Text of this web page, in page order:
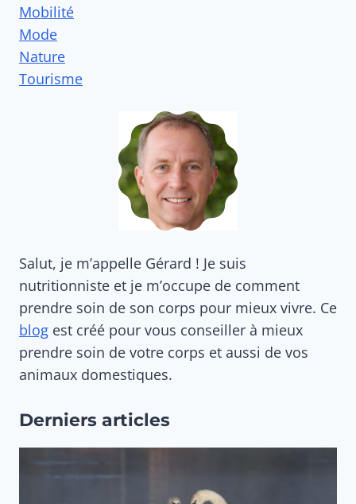
Mobilité
Mode
Nature
Tourisme
Salut, je m’appelle Gérard ! Je suis
nutritionniste et je m’occupe de comment
prendre soin de son corps pour mieux vivre. Ce
blog est créé pour vous conseiller à mieux
prendre soin de votre corps et aussi de vos
animaux domestiques.
Derniers articles